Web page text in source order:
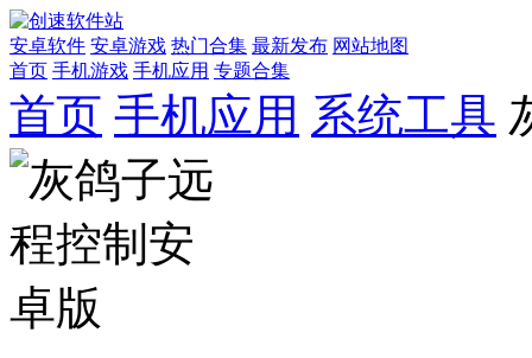
安卓软件 安卓游戏 热门合集 最新发布 网站地图
首页 手机游戏 手机应用 专题合集
首页 手机应用 系统工具